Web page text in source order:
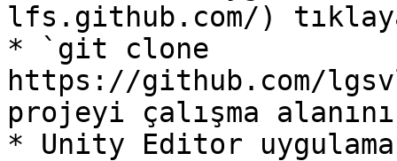
lfs.github.com/)
* `git clone
https://github.com/
projeyi çalışma
* Unity Editor